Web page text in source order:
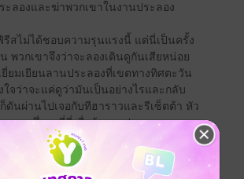
ะลองและฆ่าพวกเขาในงานประลอง
รีสไม่ได้ชอบความรุนแรงนี้ แต่นี่เป็นครั้ง
พวกเขาจึงว่าจะลองเดินดูกันเสียหน่อย
ยี่ยมเยียนลานประลองที่เขตทางทิศตะวัน
ใจว่าจะแค่ดูว่ามันเป็นอย่างไรและกลับ
ดันผ่านไปเจอกับทีฮาราวและรีเซ็ตต้า หัว
กเขาซึ่งมาที่นี่เพื่อท้าทายประลองความ
ง
ป็นขุนนางชั้นสูง พวกเขาตั้งใจจะพาเฮฟีรี